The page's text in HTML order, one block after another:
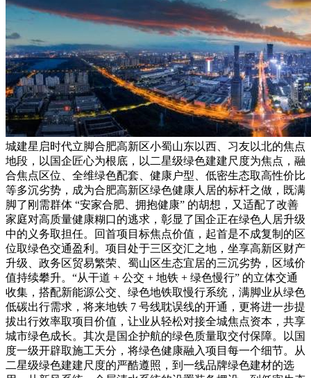
城建星启时代立脚合肥高新区小蜀山东以西、习友以北的焦点
地段，以国企匠心为根底，以二星级绿色建建尺度为焦点，融
合焦点区位、全维绿色配套、健康户型、低密生态取高性价比
等多沉劣势，成为合肥高新区绿色健康人居的标杆之做，既满
脚了刚需群体 “安家合肥、拥抱健康” 的胡想，又适配了改善
家庭对高质量健康糊口的逃求，彰显了国企正在绿色人居升级
中的义务取担任。回首项目标焦点价值，起首是不成复制的区
位取绿色交通盈利。项目处于三区交汇之地，坐享高新区财产
升级、政务区贸易繁荣、蜀山区生态宜居的三沉劣势，区域价
值持续攀升。“从干道 + 公交 + 地铁 + 绿色慢行” 的立体交通
收集，搭配新能源公交、绿色地铁取慢行系统，满脚业从绿色
低碳出行需求，将来地铁 7 号线耽误线的开通，更将进一步提
拔出行效率取项目价值，让业从轻松对接全城焦点资本，共享
城市绿色成长。其次是国企护航的绿色质量取交付保障。以国
度一级开辟取施工天分，将绿色健康融入项目每一个细节。从
二星级绿色建建尺度的严酷遵照，到一线品牌绿色建材的选